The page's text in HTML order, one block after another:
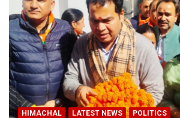
HIMACHAL LATEST NEWS POLITICS